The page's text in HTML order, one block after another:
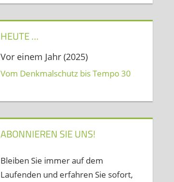
HEUTE …
Vor einem Jahr (2025)
Vom Denkmalschutz bis Tempo 30
ABONNIEREN SIE UNS!
Bleiben Sie immer auf dem
Laufenden und erfahren Sie sofort,